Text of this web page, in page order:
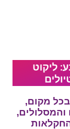
ליקוט
מקום,
והמסלולים,